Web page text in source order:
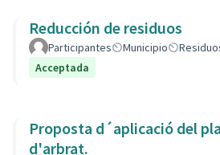
Reducción de residuos
Participantes Municipio
Acceptada
Proposta d´aplicació del
d'arbrat.